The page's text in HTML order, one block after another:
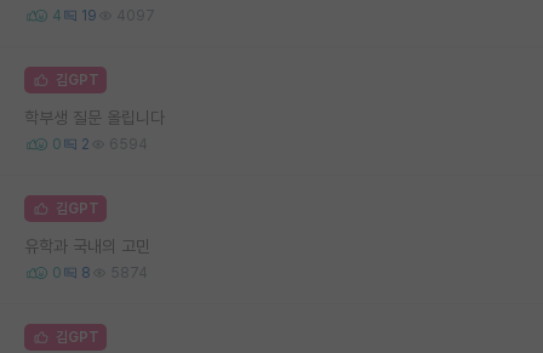
4 19 4097
김GPT
학부생 질문 올립니다
0 2 6594
김GPT
유학과 국내의 고민
0 8 5874
김GPT